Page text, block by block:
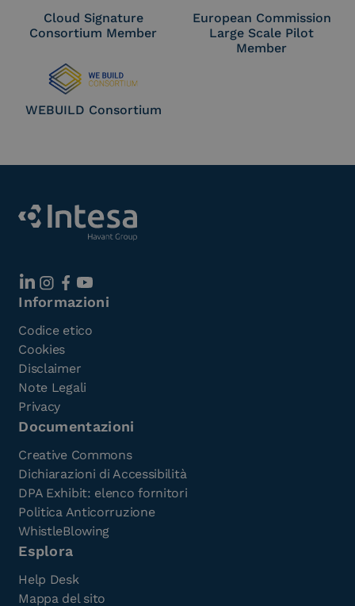
Cloud Signature
Consortium Member
European Commission
Large Scale Pilot
Member
WEBUILD Consortium
Informazioni
Codice etico
Cookies
Disclaimer
Note Legali
Privacy
Documentazioni
Creative Commons
Dichiarazioni di Accessibilità
DPA Exhibit: elenco fornitori
Politica Anticorruzione
WhistleBlowing
Esplora
Help Desk
Mappa del sito